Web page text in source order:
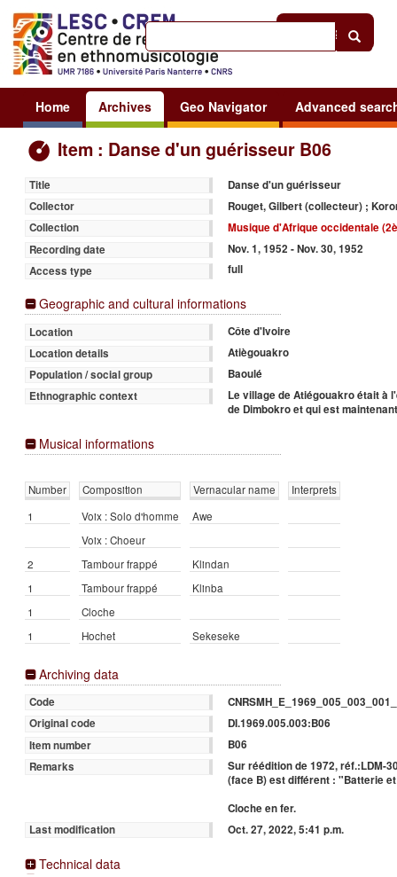
Sign in
Home Archives Geo Navigator Advanced
Item : Danse d'un guérisseur B06
Title
Danse d'un guérisseur
Collector
Rouget, Gilbert (collecteur) ;
Collection
Musique d'Afrique occidentale
Recording date
Nov. 1, 1952 - Nov. 30, 1952
Access type
full
Geographic and cultural informations
Location
Côte d'Ivoire
Location details
Atiègouakro
Population / social group
Baoulé
Ethnographic context
Le village de Atiégouakro était à
de Dimbokro et qui est
Musical informations
Number Composition Vernacular name
Interprets
1
Voix : Solo d'homme
Awe
Voix : Choeur
2
Tambour frappé
Klindan
1
Tambour frappé
Klinba
1
Cloche
1
Hochet Sekeseke
Archiving data
Code
Original code
DI.1969.005.003:B06
Item number
B06
Remarks
Sur réédition de 1972, réf.:LDM-
(face B) est différent : "Batterie
Cloche en fer.
Last modification
Oct. 27, 2022, 5:41 p.m.
Technical data